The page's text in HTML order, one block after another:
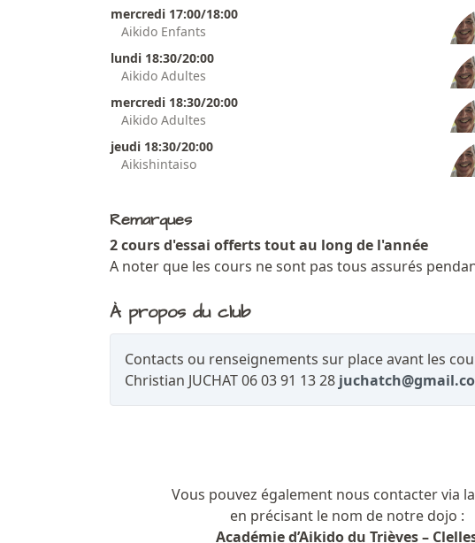
mercredi 17:00/18:00
Aikido Enfants
lundi 18:30/20:00
Aikido Adultes
mercredi 18:30/20:00
Aikido Adultes
jeudi 18:30/20:00
Aikishintaiso
Remarques
2 cours d'essai offerts tout au long de l'année
A noter que les cours ne sont pas tous assurés
À propos du club
Contacts ou renseignements sur place avant les
Christian JUCHAT 06 03 91 13 28
Vous pouvez également nous contacter via
en précisant le nom de notre dojo :
Académie d’Aikido du Trièves –